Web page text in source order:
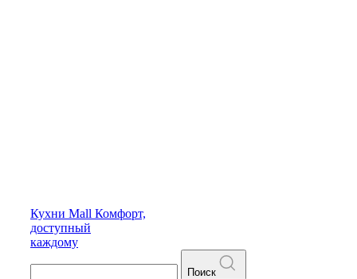
Кухни Mall Комфорт,
доступный
каждому
Поиск